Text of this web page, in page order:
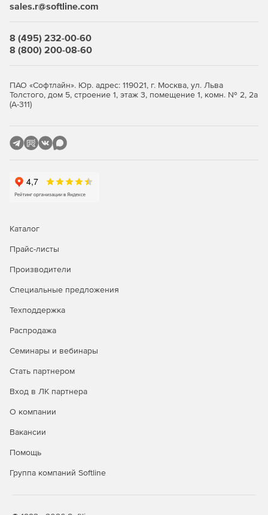
Автоматизированная трансляция пользовательского
Автоматический импорт и конвертирование
проектных файлов.
Поля автоматической коррекции для избегания
Поддержка стандартов установки:
Полная поддержка MSI.
Поддержка установки с повышенными привилегиями.
Поддержка Windows Driver Install Framework.
Автоматизация обновлений программ через
Интернет.
Установка основных компонентов без выхода в
Поддержка всех платформ Windows.
Поддержка создания IIS- и Java-приложений.
Поддержка баз данных.
инсталляторов.
Поддержка Active Directory и функции корпоративного
Настройка прав доступа.
sales.r@softline.com
8 (495) 232-00-60
8 (800) 200-08-60
ПАО «Софтлайн». Юр. адрес: 119021, г. Москва, ул. Льва
Толстого, дом 5, строение 1, этаж 3, помещение 1, комн. № 2, 2а
(А-311)
Каталог
Прайс-листы
Производители
Специальные предложения
Техподдержка
Распродажа
Семинары и вебинары
Стать партнером
Вход в ЛК партнера
О компании
Вакансии
Помощь
Группа компаний Softline